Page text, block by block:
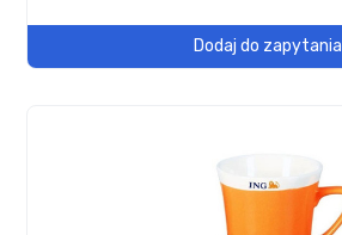
Dodaj do zapytania